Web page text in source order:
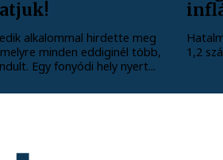
alkalommal hirdette meg
minden eddiginél több,
Egy fonyódi hely nyert...
1,2